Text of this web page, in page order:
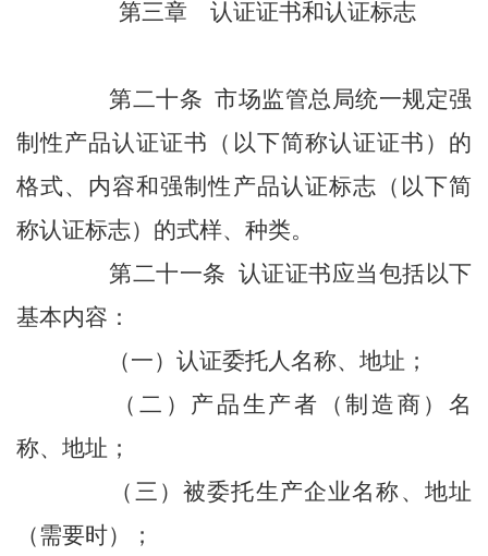
第三章 认证证书和认证标志
第二十条 市场监管总局统一规定强
制性产品认证证书（以下简称认证证书）的
格式、内容和强制性产品认证标志（以下简
称认证标志）的式样、种类。
第二十一条 认证证书应当包括以下
基本内容：
（一）认证委托人名称、地址；
（二）产品生产者（制造商）名
称、地址；
（三）被委托生产企业名称、地址
（需要时）；